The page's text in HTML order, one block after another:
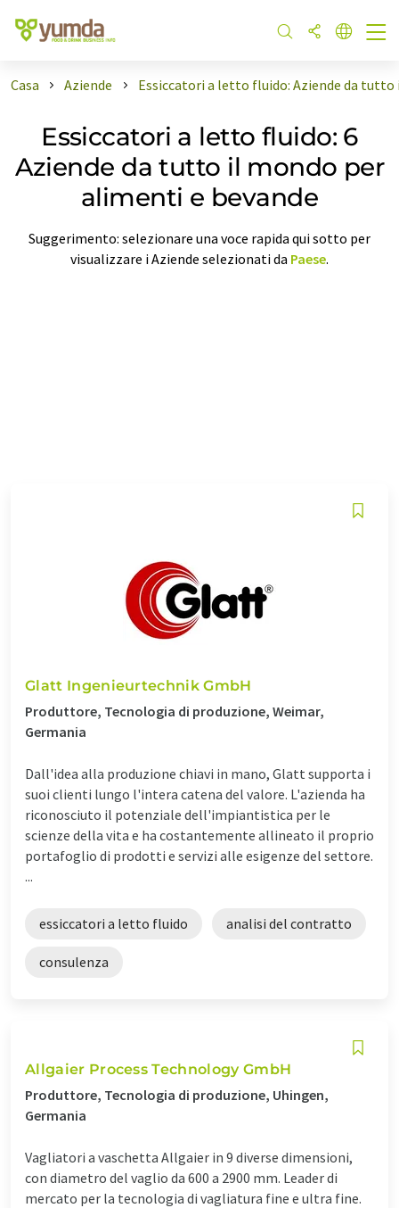
Casa Aziende Essiccatori a letto fluido: Aziende da
Essiccatori a letto fluido: 6
Aziende da tutto il mondo per
alimenti e bevande
Suggerimento: selezionare una voce rapida qui sotto per
visualizzare i Aziende selezionati da Paese.
Glatt Ingenieurtechnik GmbH
Produttore, Tecnologia di produzione, Weimar,
Germania
Dall'idea alla produzione chiavi in mano, Glatt supporta i
suoi clienti lungo l'intera catena del valore. L'azienda ha
riconosciuto il potenziale dell'impiantistica per le
scienze della vita e ha costantemente allineato il proprio
portafoglio di prodotti e servizi alle esigenze del settore.
...
essiccatori a letto fluido analisi del contratto
consulenza
Allgaier Process Technology GmbH
Produttore, Tecnologia di produzione, Uhingen,
Germania
Vagliatori a vaschetta Allgaier in 9 diverse dimensioni,
con diametro del vaglio da 600 a 2900 mm. Leader di
mercato per la tecnologia di vagliatura fine e ultra fine.